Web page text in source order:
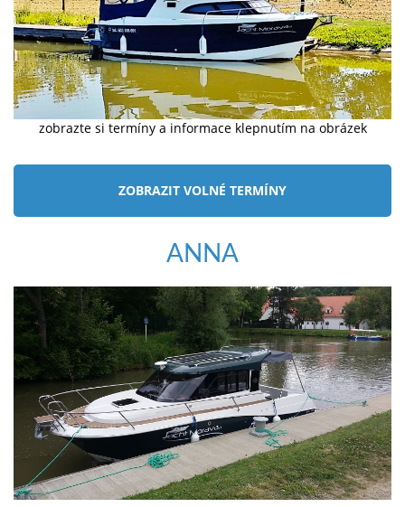
zobrazte si termíny a informace klepnutím na obrázek
ZOBRAZIT VOLNÉ TERMÍNY
ANNA